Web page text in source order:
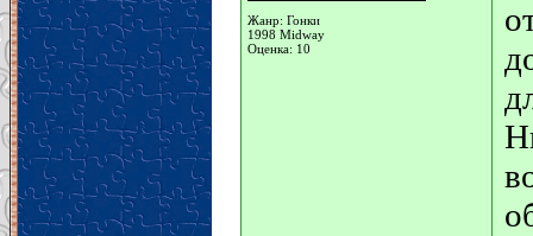
Жанр: Гонки
1998 Midway
Оценка: 10